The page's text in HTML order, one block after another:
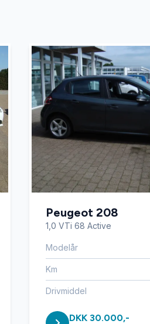
Peugeot 208
1,0 VTi 68 Active
Modelår
Km
Drivmiddel
DKK 30.000,-